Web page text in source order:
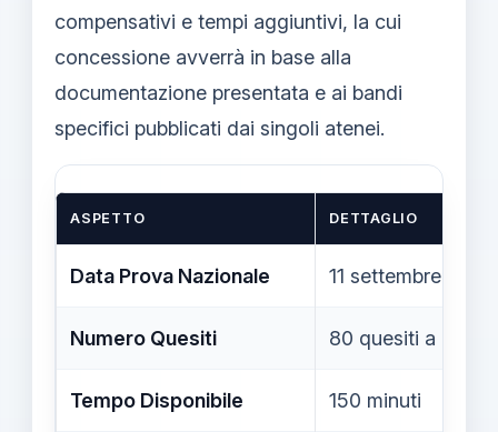
compensativi e tempi aggiuntivi, la cui
concessione avverrà in base alla
documentazione presentata e ai bandi
specifici pubblicati dai singoli atenei.
ASPETTO DETTAGLIO
Data Prova Nazionale 11 settembre
Numero Quesiti 80 quesiti a
Tempo Disponibile 150 minuti